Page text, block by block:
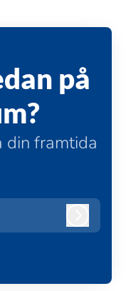
på
din framtida